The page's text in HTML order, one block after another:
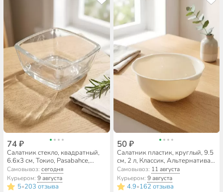
74 ₽
Салатник стекло, квадратный,
6.6х3 см, Токио, Pasabahce,
53682SLB
Самовывоз:сегодня
Курьером:9 августа
5•203 отзыва
50 ₽
Салатник пластик, круглый, 9.5
см, 2 л, Классик, Альтернатива,
М7666, бежевый
Самовывоз: 11 августа
Курьером: 9 августа
4.9•162 отзыва